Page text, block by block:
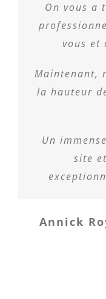
On vous a
vous et
Maintenant,
la hauteur
Un
site
Annick